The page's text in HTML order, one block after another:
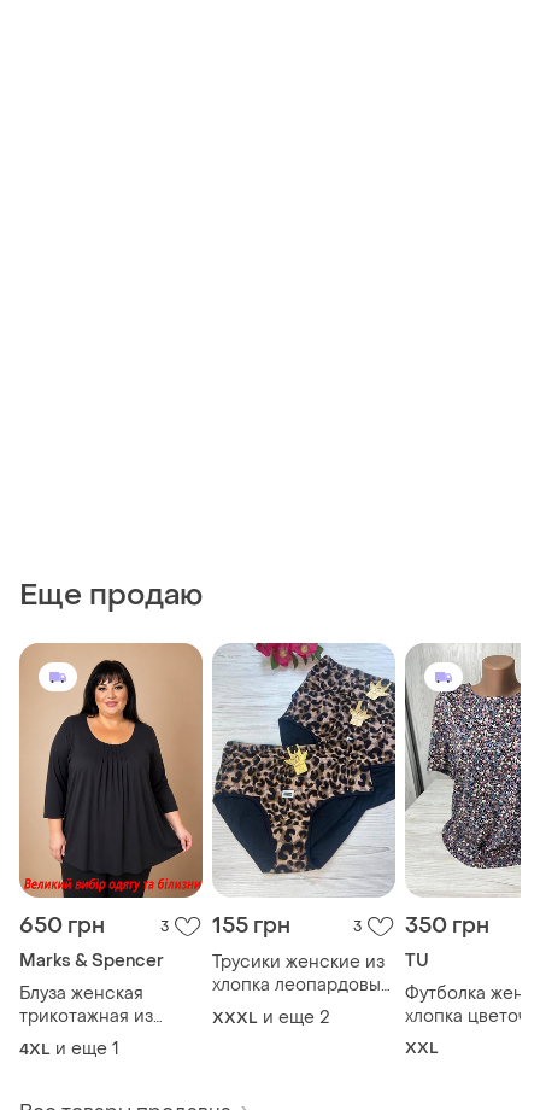
Еще продаю
650 грн 3
Marks & Spencer
Блуза женская
трикотажная из
тележки от
британского бренда
4XL и еще 1
155 грн 3
Трусики женские из
хлопка леопардовый
принт размер 4xl 5xl
6xl арт. 5242🎀
XXXL и еще 2
350 грн
TU
Футболка
хлопка
принт от
XXL